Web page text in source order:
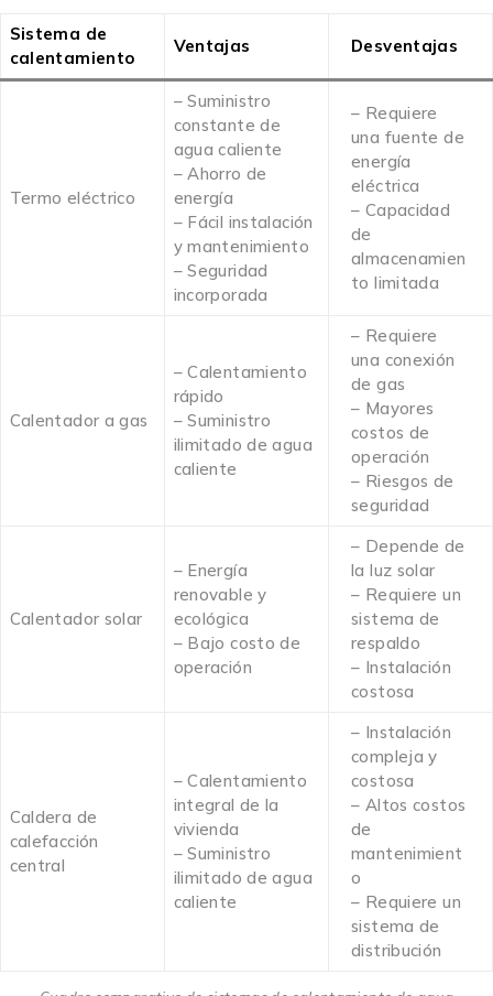
Sistema de
calentamiento
Ventajas Desventajas
Termo eléctrico
– Suministro
constante de
agua caliente
– Ahorro de
energía
– Fácil instalación
y mantenimiento
– Seguridad
incorporada
– Requiere
una fuente de
energía
eléctrica
– Capacidad
de
almacenamien
to limitada
Calentador a gas
– Calentamiento
rápido
– Suministro
ilimitado de agua
caliente
– Requiere
una conexión
de gas
– Mayores
costos de
operación
– Riesgos de
seguridad
Calentador solar
– Energía
renovable y
ecológica
– Bajo costo de
operación
– Depende de
la luz solar
– Requiere un
sistema de
respaldo
– Instalación
costosa
Caldera de
calefacción
central
– Calentamiento
integral de la
vivienda
– Suministro
ilimitado de agua
caliente
– Instalación
compleja y
costosa
– Altos costos
de
mantenimient
o
– Requiere un
sistema de
distribución